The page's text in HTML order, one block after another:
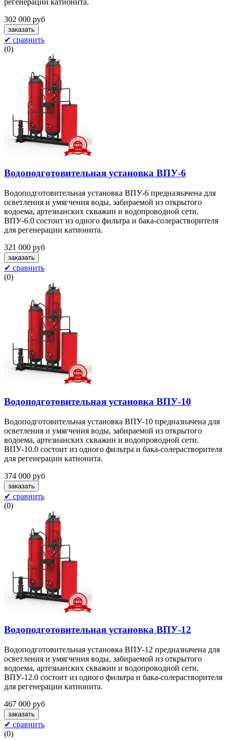
302 000 руб
✔ сравнить
(0)
Водоподготовительная установка ВПУ-6
Водоподготовительная установка ВПУ-6 предназначена для
осветления и умягчения воды, забираемой из открытого
водоема, артезианских скважин и водопроводной сети.
ВПУ-6.0 состоит из одного фильтра и бака-солерастворителя
для регенерации катионита.
321 000 руб
✔ сравнить
(0)
Водоподготовительная установка ВПУ-10
Водоподготовительная установка ВПУ-10 предназначена для
осветления и умягчения воды, забираемой из открытого
водоема, артезианских скважин и водопроводной сети.
ВПУ-10.0 состоит из одного фильтра и бака-солерастворителя
для регенерации катионита.
374 000 руб
✔ сравнить
(0)
Водоподготовительная установка ВПУ-12
Водоподготовительная установка ВПУ-12 предназначена для
осветления и умягчения воды, забираемой из открытого
водоема, артезианских скважин и водопроводной сети.
ВПУ-12.0 состоит из одного фильтра и бака-солерастворителя
для регенерации катионита.
467 000 руб
✔ сравнить
(0)